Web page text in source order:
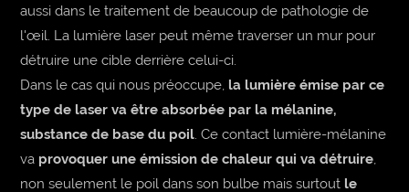
aussi dans le traitement de beaucoup de pathologie de
l'œil. La lumière laser peut même traverser un mur pour
détruire une cible derrière celui-ci.
Dans le cas qui nous préoccupe, la lumière émise par ce
type de laser va être absorbée par la mélanine,
substance de base du poil . Ce contact lumière-mélanine
va provoquer une émission de chaleur qui va détruire
non seulement le poil dans son bulbe mais surtout le